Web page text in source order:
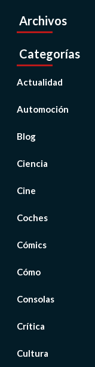
Archivos
Categorías
Actualidad
Automoción
Blog
Ciencia
Cine
Coches
Cómics
Cómo
Consolas
Crítica
Cultura